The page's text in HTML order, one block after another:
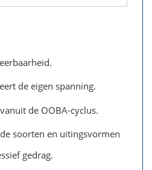
de eigen spanning.
de OOBA-cyclus.
soorten en uitingsvormen
gedrag.